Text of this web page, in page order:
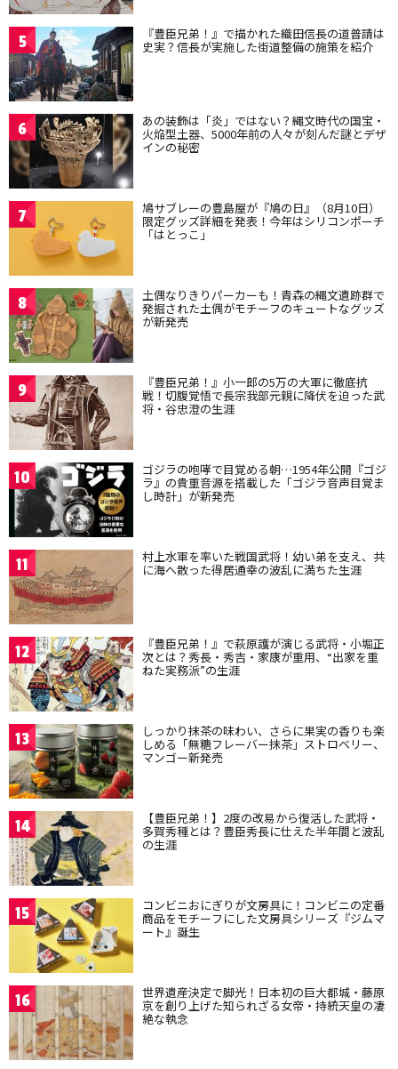
5 『豊臣兄弟！』で描かれた織田信長の道普請は
史実？信長が実施した街道整備の施策を紹介
6 あの装飾は「炎」ではない？縄文時代の国宝・
火焔型土器、5000年前の人々が刻んだ謎とデザ
インの秘密
7 鳩サブレーの豊島屋が『鳩の日』（8月10日）
限定グッズ詳細を発表！今年はシリコンポーチ
「はとっこ」
8 土偶なりきりパーカーも！青森の縄文遺跡群で
発掘された土偶がモチーフのキュートなグッズ
が新発売
9 『豊臣兄弟！』小一郎の5万の大軍に徹底抗
戦！切腹覚悟で長宗我部元親に降伏を迫った武
将・谷忠澄の生涯
10 ゴジラの咆哮で目覚める朝…1954年公開『ゴジ
ラ』の貴重音源を搭載した「ゴジラ音声目覚ま
し時計」が新発売
11 村上水軍を率いた戦国武将！幼い弟を支え、共
に海へ散った得居通幸の波乱に満ちた生涯
12 『豊臣兄弟！』で萩原護が演じる武将・小堀正
次とは？秀長・秀吉・家康が重用、“出家を重
ねた実務派”の生涯
13 しっかり抹茶の味わい、さらに果実の香りも楽
しめる「無糖フレーバー抹茶」ストロベリー、
マンゴー新発売
14 【豊臣兄弟！】2度の改易から復活した武将・
多賀秀種とは？豊臣秀長に仕えた半年間と波乱
の生涯
15 コンビニおにぎりが文房具に！コンビニの定番
商品をモチーフにした文房具シリーズ『ジムマ
ート』誕生
16 世界遺産決定で脚光！日本初の巨大都城・藤原
京を創り上げた知られざる女帝・持統天皇の凄
絶な執念